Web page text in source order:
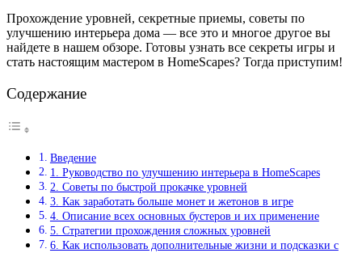
Прохождение уровней, секретные приемы, советы по
улучшению интерьера дома — все это и многое другое вы
найдете в нашем обзоре. Готовы узнать все секреты игры и
стать настоящим мастером в HomeScapes? Тогда приступим!
Содержание
Введение
1. Руководство по улучшению интерьера в HomeScapes
2. Советы по быстрой прокачке уровней
3. Как заработать больше монет и жетонов в игре
4. Описание всех основных бустеров и их применение
5. Стратегии прохождения сложных уровней
6. Как использовать дополнительные жизни и подсказки с